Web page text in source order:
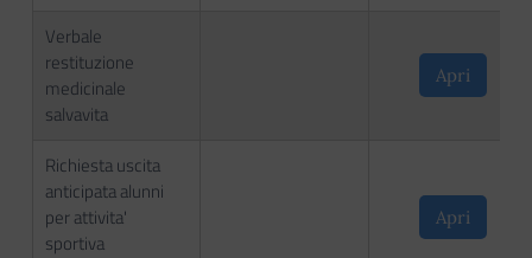
Verbale
restituzione
medicinale
salvavita
Apri
Richiesta uscita
anticipata alunni
per attivita'
sportiva
Apri